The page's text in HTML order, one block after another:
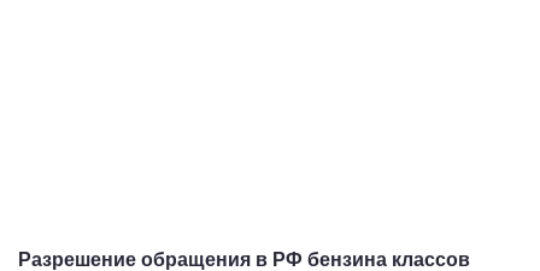
Разрешение обращения в РФ бензина классов